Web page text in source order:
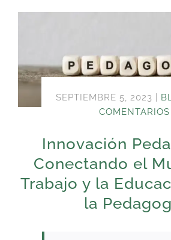
SEPTIEMBRE 5, 2023
COMENTARIOS
Innovación
Conectando el
Trabajo y la
la